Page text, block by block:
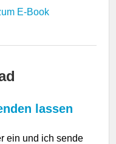
E-Book
lassen
ein und ich sende